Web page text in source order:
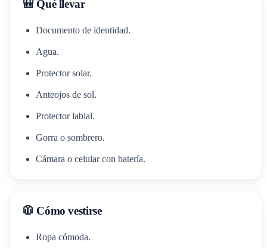
🎒 Qué llevar
Documento de identidad.
Agua.
Protector solar.
Anteojos de sol.
Protector labial.
Gorra o sombrero.
Cámara o celular con batería.
🧥 Cómo vestirse
Ropa cómoda.